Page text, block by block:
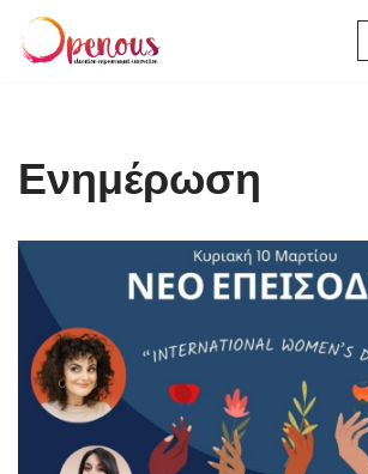
Μεταπηδήστε
Ενημέρωση